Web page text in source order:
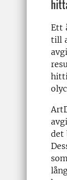
Ett
till
det